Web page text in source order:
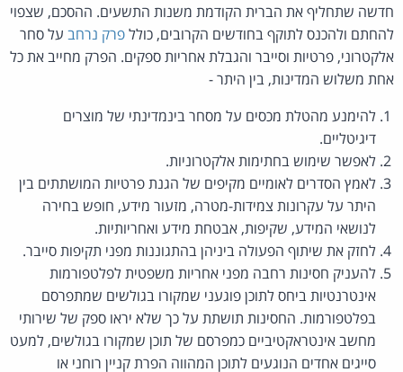
חדשה שתחליף את הברית הקודמת משנות התשעים. ההסכם, שצפוי
להחתם ולהכנס לתוקף בחודשים הקרובים, כוללפרק נרחב על סחר
אלקטרוני, פרטיות וסייבר והגבלת אחריות ספקים. הפרק מחייב את כל
אחת משלוש המדינות, בין היתר -
להימנע מהטלת מכסים על מסחר בינמדינתי של מוצרים
דיגיטליים.
לאפשר שימוש בחתימות אלקטרוניות.
לאמץ הסדרים לאומיים מקיפים של הגנת פרטיות המושתתים בין
היתר על עקרונות צמידות-מטרה, מזעור מידע, חופש בחירה
לנושאי המידע, שקיפות, אבטחת מידע ואחריותיות.
לחזק את שיתוף הפעולה ביניהן בהתגוננות מפני תקיפות סייבר.
להעניק חסינות רחבה מפני אחריות משפטית לפלטפורמות
אינטרנטיות ביחס לתוכן פוגעני שמקורו בגולשים שמתפרסם
בפלטפורמות. החסינות תושתת על כך שלא יראו ספק של שירותי
מחשב אינטראקטיביים כמפרסם של תוכן שמקורו בגולשים, למעט
סייגים אחדים הנוגעים לתוכן המהווה הפרת קניין רוחני או